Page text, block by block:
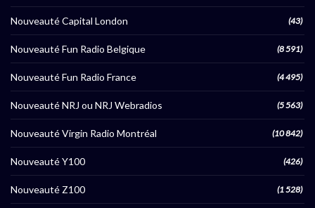
Nouveauté Capital London (43)
Nouveauté Fun Radio Belgique (8 591)
Nouveauté Fun Radio France (4 495)
Nouveauté NRJ ou NRJ Webradios (5 563)
Nouveauté Virgin Radio Montréal (10 842)
Nouveauté Y100 (426)
Nouveauté Z100 (1 528)